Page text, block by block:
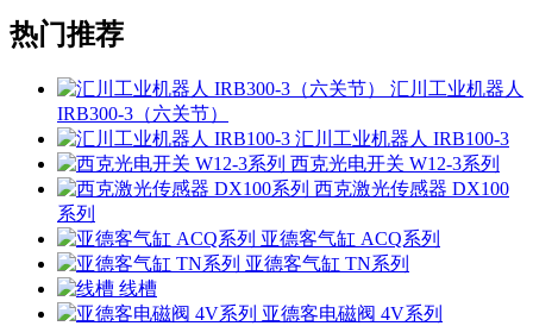
热门推荐
汇川工业机器人
IRB300-3（六关节）
汇川工业机器人 IRB100-3
西克光电开关 W12-3系列
西克激光传感器 DX100
系列
亚德客气缸 ACQ系列
亚德客气缸 TN系列
线槽
亚德客电磁阀 4V系列